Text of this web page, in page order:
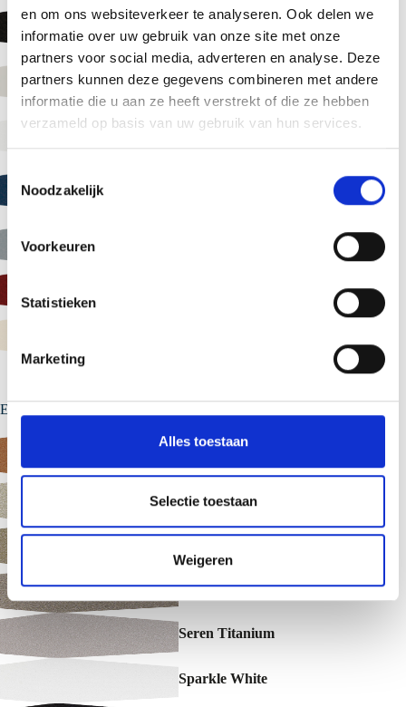
en om ons websiteverkeer te analyseren. Ook delen we
informatie over uw gebruik van onze site met onze
partners voor social media, adverteren en analyse. Deze
partners kunnen deze gegevens combineren met andere
informatie die u aan ze heeft verstrekt of die ze hebben
verzameld op basis van uw gebruik van hun services.
T
o
t
m
m
s
l
e
c
t
i
e
Noodzakelijk
Voorkeuren
Statistieken
Marketing
Alles toestaan
Selectie toestaan
Weigeren
Black (9005)
(0.63-0,75 mm)
Hamlet (9002)
(0,50-0,63-0,75 mm)
White (9010)
Elements nieuw
Seren Oren
Seren Champagne
Seren Mirage
Seren Titanium
Sparkle White